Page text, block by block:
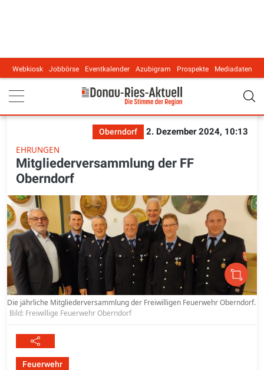
Main navigation
Webkiosk Jobbörse Eventkalender Azubigram Prospekte Mediadaten
Oberndorf
2. Dezember 2024, 10:13
EHRUNGEN
Mitgliederversammlung der FF
Oberndorf
Die jährliche Mitgliederversammlung der Freiwilligen Feuerwehr Oberndorf.
Bild: Freiwillige Feuerwehr Oberndorf
Feuerwehr